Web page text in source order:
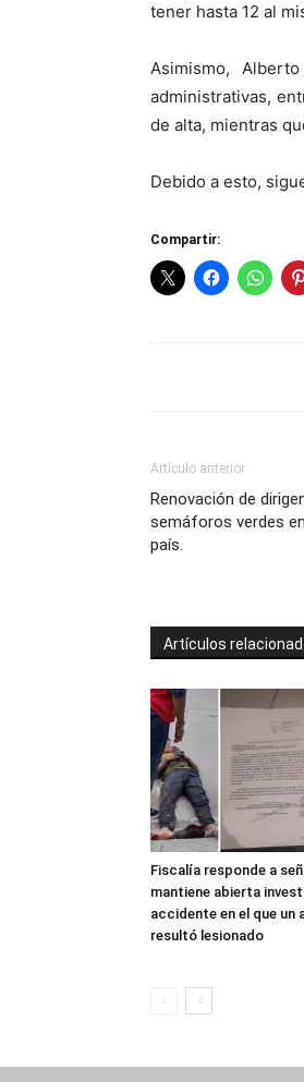
tener hasta 12 al
Asimismo,
administrativas,
de alta, mientras
Debido a esto,
Compartir:
Artículo anterior
Renovación de
semáforos verdes
país.
Artículos
Fiscalía responde a
mantiene abierta
accidente en el que un
resultó lesionado